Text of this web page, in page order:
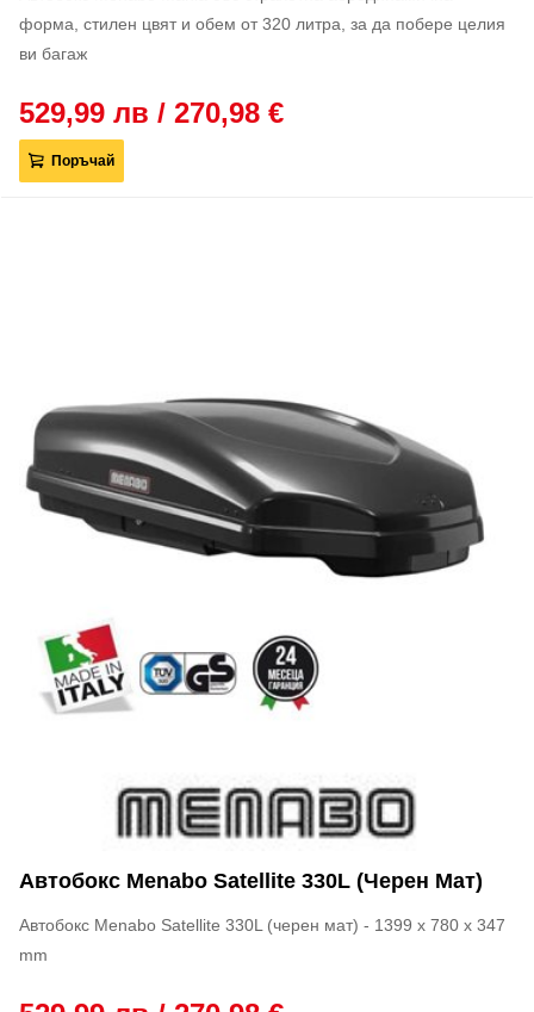
форма, стилен цвят и обем от 320 литра, за да побере целия
ви багаж
529,99 лв / 270,98 €
Поръчай
Автобокс Menabo Satellite 330L (черен Мат)
Автобокс Menabo Satellite 330L (черен мат) - 1399 х 780 х 347
mm